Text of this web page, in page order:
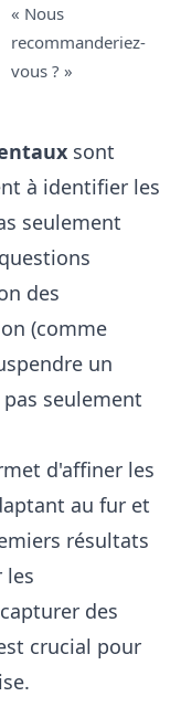
« Nous
recommanderiez-
vous ? »
sont
à identifier les
seulement
des
(comme
un
seulement
d'affiner les
au fur et
résultats
les
des
crucial pour